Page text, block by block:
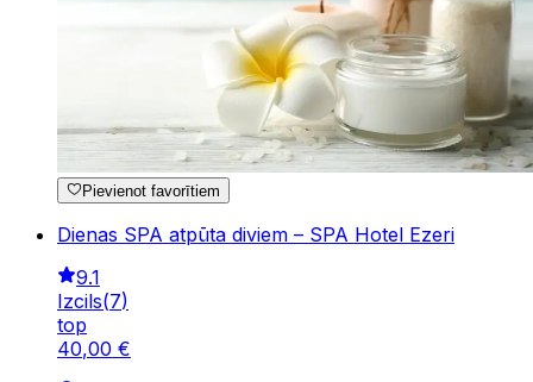
Pievienot favorītiem
Dienas SPA atpūta diviem – SPA Hotel Ezeri
9.1
Izcils(7)
top
40,00 €